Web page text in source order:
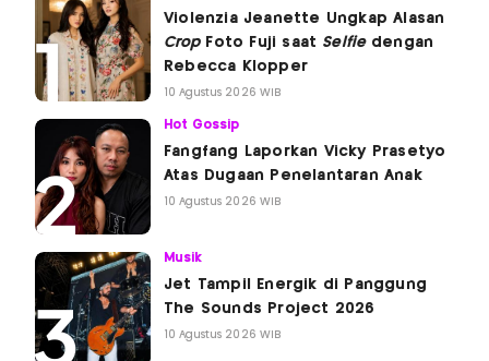
Violenzia Jeanette Ungkap Alasan
CropFoto Fuji saat Selfiedengan
Rebecca Klopper
10 Agustus 2026 WIB
Hot Gossip
Fangfang Laporkan Vicky Prasetyo
Atas Dugaan Penelantaran Anak
10 Agustus 2026 WIB
Musik
Jet Tampil Energik di Panggung
The Sounds Project 2026
10 Agustus 2026 WIB